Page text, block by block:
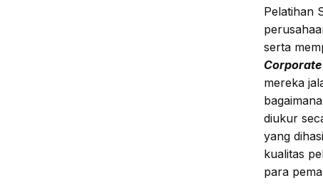
Pelatihan
serta
mereka
diukur
yang
kualitas
para